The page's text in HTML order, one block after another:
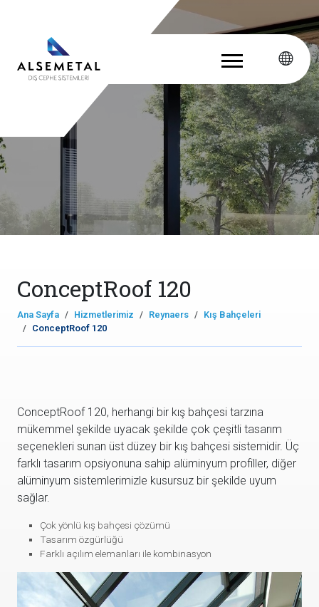
ConceptRoof 120
Ana Sayfa Hizmetlerimiz Reynaers
Kış Bahçeleri
ConceptRoof 120
ConceptRoof 120, herhangi bir kış bahçesi tarzına
mükemmel şekilde uyacak şekilde çok çeşitli tasarım
seçenekleri sunan üst düzey bir kış bahçesi sistemidir. Üç
farklı tasarım opsiyonuna sahip alüminyum profiller, diğer
alüminyum sistemlerimizle kusursuz bir şekilde uyum
sağlar.
Çok yönlü kış bahçesi çözümü
Tasarım özgürlüğü
Farklı açılım elemanları ile kombinasyon